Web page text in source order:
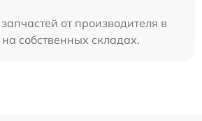
от производителя в
собственных складах.